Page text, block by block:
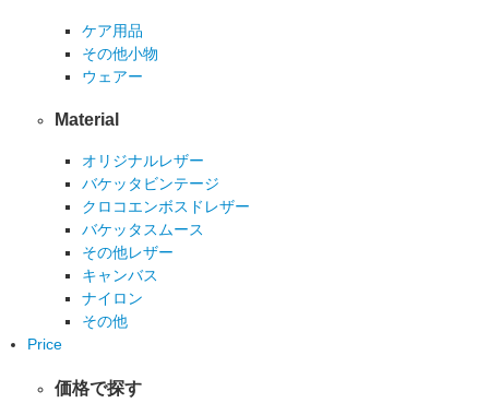
ケア用品
その他小物
ウェアー
Material
オリジナルレザー
バケッタビンテージ
クロコエンボスドレザー
バケッタスムース
その他レザー
キャンバス
ナイロン
その他
Price
価格で探す